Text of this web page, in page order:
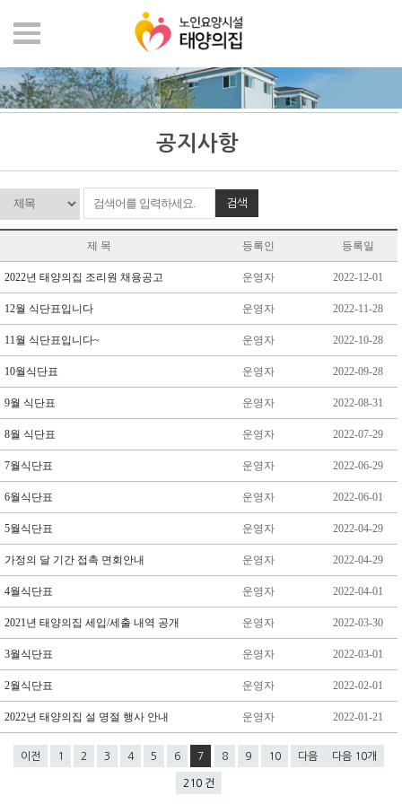
공지사항
검색
제 목 등록인 등록일
2022년 태양의집 조리원 채용공고 운영자 2022-12-01
12월 식단표입니다 운영자 2022-11-28
11월 식단표입니다~ 운영자 2022-10-28
10월식단표 운영자 2022-09-28
9월 식단표 운영자 2022-08-31
8월 식단표 운영자 2022-07-29
7월식단표 운영자 2022-06-29
6월식단표 운영자 2022-06-01
5월식단표 운영자 2022-04-29
가정의 달 기간 접촉 면회안내 운영자 2022-04-29
4월식단표 운영자 2022-04-01
2021년 태양의집 세입/세출 내역 공개 운영자 2022-03-30
3월식단표 운영자 2022-03-01
2월식단표 운영자 2022-02-01
2022년 태양의집 설 명절 행사 안내 운영자 2022-01-21
이전 1 2 3 4 5 6 7 8 9 10 다음 다음 10개
210 건